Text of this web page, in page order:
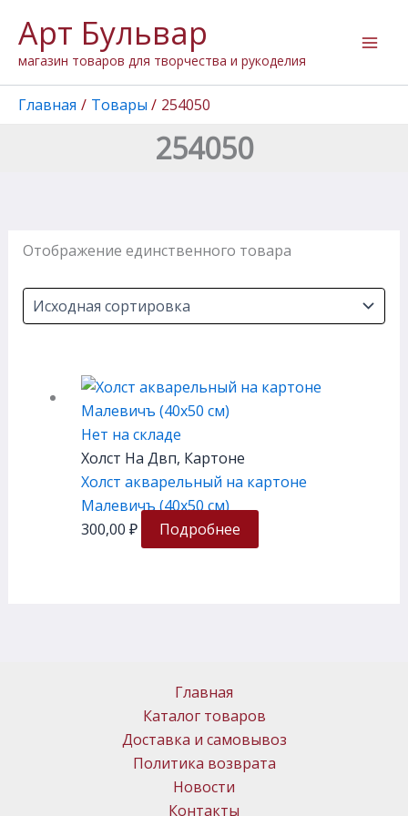
содержимому
Арт Бульвар
магазин товаров для творчества и рукоделия
Главная Товары 254050
254050
Отображение единственного товара
Нет на складе
Холст На Двп, Картоне
Холст акварельный на картоне
Малевичъ (40х50 см)
300,00 ₽ Подробнее
Главная
Каталог товаров
Доставка и самовывоз
Политика возврата
Новости
Контакты